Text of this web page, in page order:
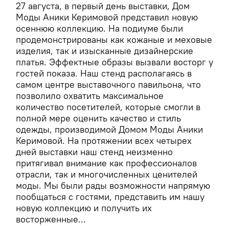
27 августа, в первый день выставки, Дом
Моды Аники Керимовой представил новую
осеннюю коллекцию. На подиуме были
продемонстрированы как кожаные и меховые
изделия, так и изысканные дизайнерские
платья. Эффектные образы вызвали восторг у
гостей показа. Наш стенд располагаясь в
самом центре выставочного павильона, что
позволило охватить максимальное
количество посетителей, которые смогли в
полной мере оценить качество и стиль
одежды, производимой Домом Моды Аники
Керимовой. На протяжении всех четырех
дней выставки наш стенд неизменно
притягивал внимание как профессионалов
отрасли, так и многочисленных ценителей
моды. Мы были рады возможности напрямую
пообщаться с гостями, представить им нашу
новую коллекцию и получить их
восторженные...